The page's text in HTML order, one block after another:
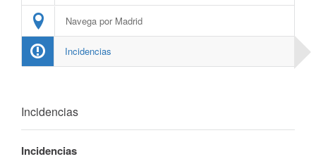
Navega por Madrid
Incidencias
Incidencias
Incidencias